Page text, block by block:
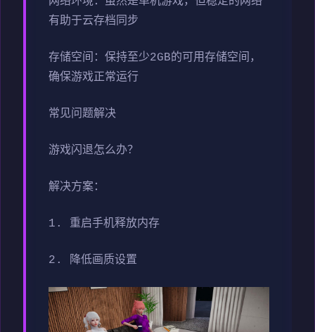
有助于云存档同步
存储空间：保持至少2GB的可用存储空间，
确保游戏正常运行
常见问题解决
游戏闪退怎么办？
解决方案：
1. 重启手机释放内存
2. 降低画质设置